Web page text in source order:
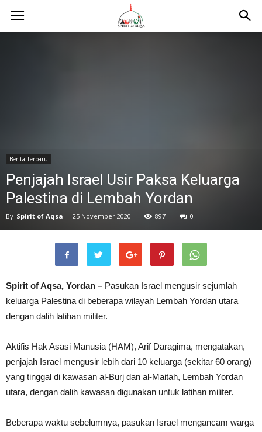
Berita Terbaru
Penjajah Israel Usir Paksa Keluarga
Palestina di Lembah Yordan
By Spirit of Aqsa - 25 November 2020 897 0
Spirit of Aqsa, Yordan – Pasukan Israel mengusir sejumlah
keluarga Palestina di beberapa wilayah Lembah Yordan utara
dengan dalih latihan militer.
Aktifis Hak Asasi Manusia (HAM), Arif Daragima, mengatakan,
penjajah Israel mengusir lebih dari 10 keluarga (sekitar 60 orang)
yang tinggal di kawasan al-Burj dan al-Maitah, Lembah Yordan
utara, dengan dalih kawasan digunakan untuk latihan militer.
Beberapa waktu sebelumnya, pasukan Israel mengancam warga